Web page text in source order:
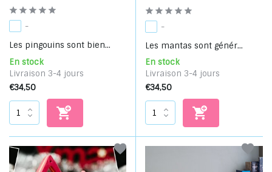
-
Les pingouins sont bien...
En stock
Livraison 3-4 jours
€34,50
-
Les mantas sont génér...
En stock
Livraison 3-4 jours
€34,50